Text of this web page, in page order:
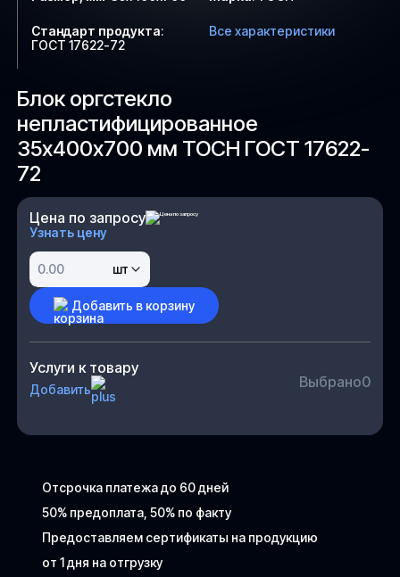
Блок оргстекло
непластифицированное
35х400х700 мм ТОСН ГОСТ 17622-
72
Отсрочка платежа до 60 дней
50% предоплата, 50% по факту
Предоставляем сертификаты на продукцию
от 1 дня на отгрузку
Цена по запросу
Узнать цену
шт
Добавить в корзину
Услуги к товару
Добавить Выбрано0
Стандарт продукта:
ГОСТ 17622-72
Все характеристики